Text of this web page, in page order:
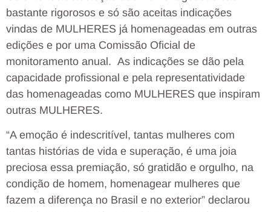
bastante rigorosos e só são aceitas indicações
vindas de MULHERES já homenageadas em outras
edições e por uma Comissão Oficial de
monitoramento anual. As indicações se dão pela
capacidade profissional e pela representatividade
das homenageadas como MULHERES que inspiram
outras MULHERES.
“A emoção é indescritível, tantas mulheres com
tantas histórias de vida e superação, é uma joia
preciosa essa premiação, só gratidão e orgulho, na
condição de homem, homenagear mulheres que
fazem a diferença no Brasil e no exterior” declarou